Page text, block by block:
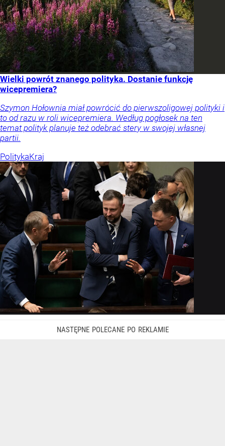
Wielki powrót znanego polityka. Dostanie funkcję
wicepremiera?
Szymon Hołownia miał powrócić do pierwszoligowej polityki i
to od razu w roli wicepremiera. Według pogłosek na ten
temat polityk planuje też odebrać stery w swojej własnej
partii.
PolitykaKraj